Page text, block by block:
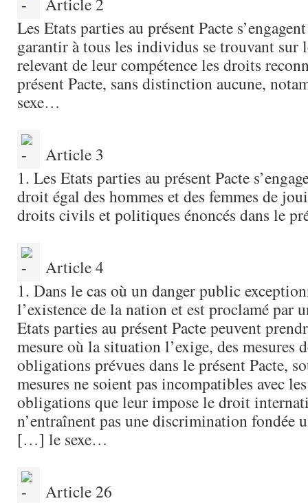
Les Etats parties au présent Pacte
garantir à tous les individus se trouvant
relevant de leur compétence les droits
présent Pacte, sans distinction aucune,
sexe…
Article 3
1. Les Etats parties au présent Pacte
droit égal des hommes et des femmes de
droits civils et politiques énoncés dans le
Article 4
1. Dans le cas où un danger public
l’existence de la nation et est proclamé par
Etats parties au présent Pacte peuvent
mesure où la situation l’exige, des mesures
obligations prévues dans le présent Pacte,
mesures ne soient pas incompatibles avec
obligations que leur impose le droit
n’entraînent pas une discrimination fondée
[…] le sexe…
Article 26